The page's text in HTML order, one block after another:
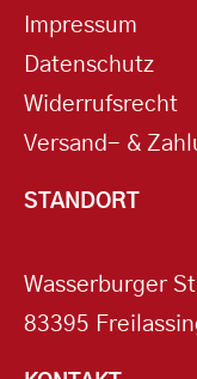
Impressum
Datenschutz
Widerrufsrecht
Versand- &
STANDORT
Wasserburger
83395